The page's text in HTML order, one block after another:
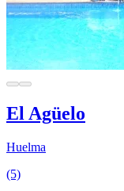
El Agüelo
Huelma
(5)